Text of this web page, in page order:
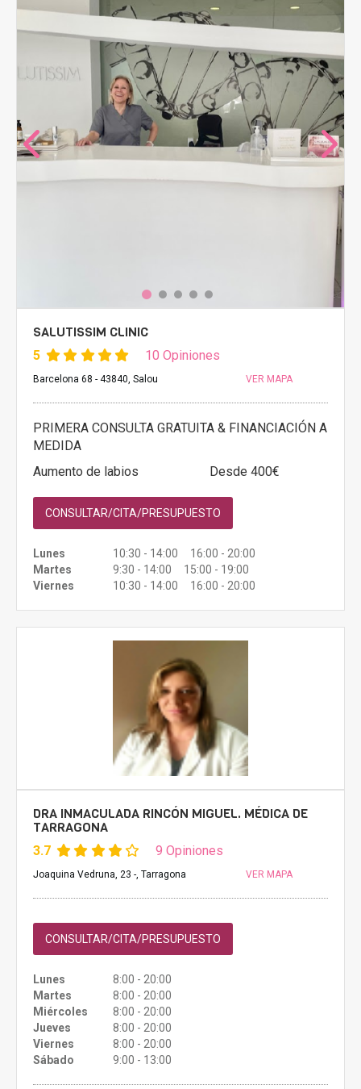
SALUTISSIM CLINIC
5 10 Opiniones
Barcelona 68 - 43840, Salou VER MAPA
PRIMERA CONSULTA GRATUITA & FINANCIACIÓN A
MEDIDA
Aumento de labios
Desde 400€
CONSULTAR/CITA/PRESUPUESTO
Lunes
10:30 - 14:00 16:00 - 20:00
Martes
9:30 - 14:00 15:00 - 19:00
Viernes
10:30 - 14:00 16:00 - 20:00
DRA INMACULADA RINCÓN MIGUEL. MÉDICA DE
TARRAGONA
3.7 9 Opiniones
Joaquina Vedruna, 23 -, Tarragona VER MAPA
CONSULTAR/CITA/PRESUPUESTO
Lunes
8:00 - 20:00
Martes
8:00 - 20:00
Miércoles
8:00 - 20:00
Jueves
8:00 - 20:00
Viernes
8:00 - 20:00
Sábado
9:00 - 13:00